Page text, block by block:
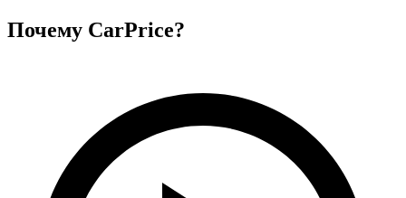
Почему CarPrice?